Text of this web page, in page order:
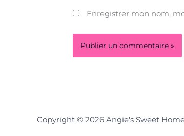
Enregistrer mon nom,
Copyright © 2026 Angie's Sweet